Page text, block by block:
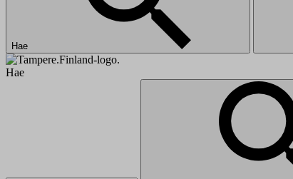
Hae
Hae